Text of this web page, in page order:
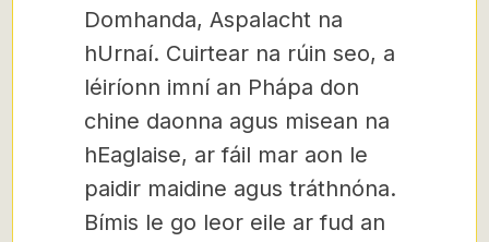
Domhanda, Aspalacht na
hUrnaí. Cuirtear na rúin seo, a
léiríonn imní an Phápa don
chine daonna agus misean na
hEaglaise, ar fáil mar aon le
paidir maidine agus tráthnóna.
Bímis le go leor eile ar fud an